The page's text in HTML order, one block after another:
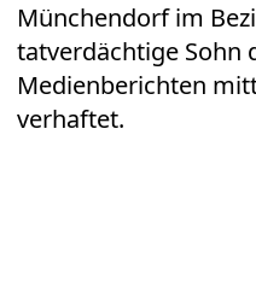
Münchendorf im
tatverdächtige Sohn
Medienberichten
verhaftet.